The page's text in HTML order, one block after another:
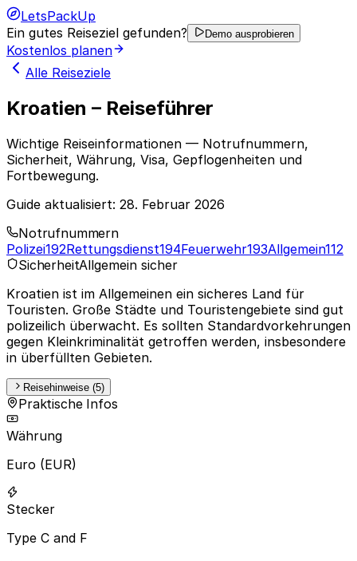
LetsPackUp
Ein gutes Reiseziel gefunden?
Demo ausprobieren
Kostenlos planen
Alle Reiseziele
Kroatien – Reiseführer
Wichtige Reiseinformationen — Notrufnummern,
Sicherheit, Währung, Visa, Gepflogenheiten und
Fortbewegung.
Guide aktualisiert: 28. Februar 2026
Notrufnummern
Polizei192Rettungsdienst194Feuerwehr193Allgemein112
SicherheitAllgemein sicher
Kroatien ist im Allgemeinen ein sicheres Land für
Touristen. Große Städte und Touristengebiete sind gut
polizeilich überwacht. Es sollten Standardvorkehrungen
gegen Kleinkriminalität getroffen werden, insbesondere
in überfüllten Gebieten.
Reisehinweise (5)
Praktische Infos
Währung
Euro (EUR)
Stecker
Type C and F